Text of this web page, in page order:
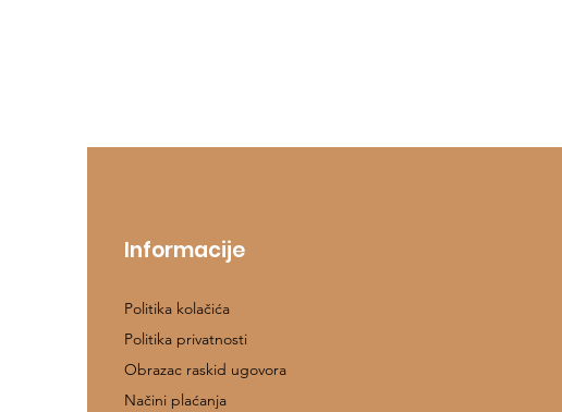
Informacije
Politika kolačića
Politika privatnosti
Obrazac raskid ugovora
Načini plaćanja